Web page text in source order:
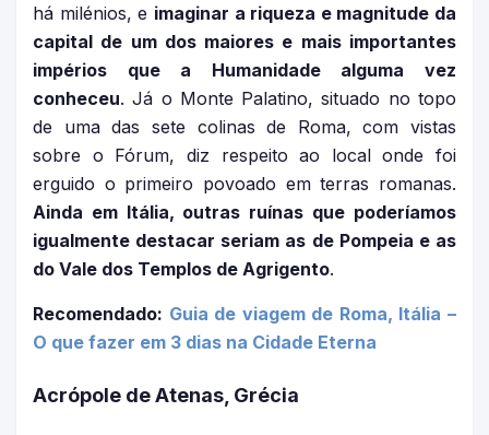
há milénios, e imaginar a riqueza e magnitude da
capital de um dos maiores e mais importantes
impérios que a Humanidade alguma vez
conheceu. Já o Monte Palatino, situado no topo
de uma das sete colinas de Roma, com vistas
sobre o Fórum, diz respeito ao local onde foi
erguido o primeiro povoado em terras romanas.
Ainda em Itália, outras ruínas que poderíamos
igualmente destacar seriam as de Pompeia e as
do Vale dos Templos de Agrigento.
Recomendado: Guia de viagem de Roma, Itália –
O que fazer em 3 dias na Cidade Eterna
Acrópole de Atenas, Grécia